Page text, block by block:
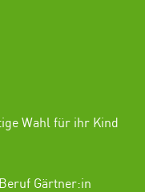
Wahl für ihr Kind
Gärtner:in